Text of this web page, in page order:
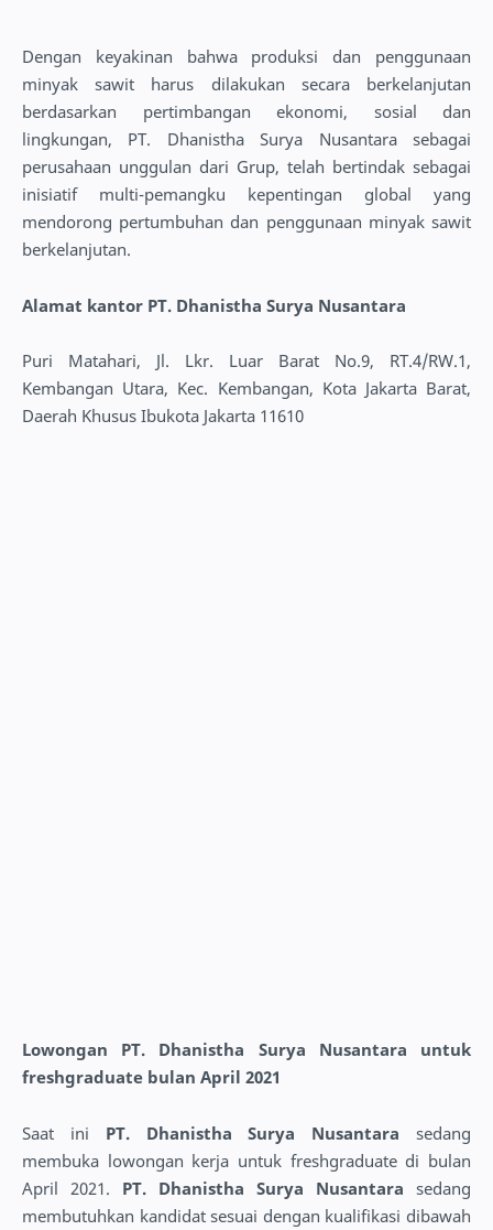
Dengan keyakinan bahwa produksi dan penggunaan
minyak sawit harus dilakukan secara berkelanjutan
berdasarkan pertimbangan ekonomi, sosial dan
lingkungan, PT. Dhanistha Surya Nusantara sebagai
perusahaan unggulan dari Grup, telah bertindak sebagai
inisiatif multi-pemangku kepentingan global yang
mendorong pertumbuhan dan penggunaan minyak sawit
berkelanjutan.
Alamat kantor PT. Dhanistha Surya Nusantara
Puri Matahari, Jl. Lkr. Luar Barat No.9, RT.4/RW.1,
Kembangan Utara, Kec. Kembangan, Kota Jakarta Barat,
Daerah Khusus Ibukota Jakarta 11610
Lowongan PT. Dhanistha Surya Nusantara untuk
freshgraduate bulan April 2021
Saat ini PT. Dhanistha Surya Nusantarasedang
membuka lowongan kerja untuk freshgraduate di bulan
April 2021. PT. Dhanistha Surya Nusantara sedang
membutuhkan kandidat sesuai dengan kualifikasi dibawah